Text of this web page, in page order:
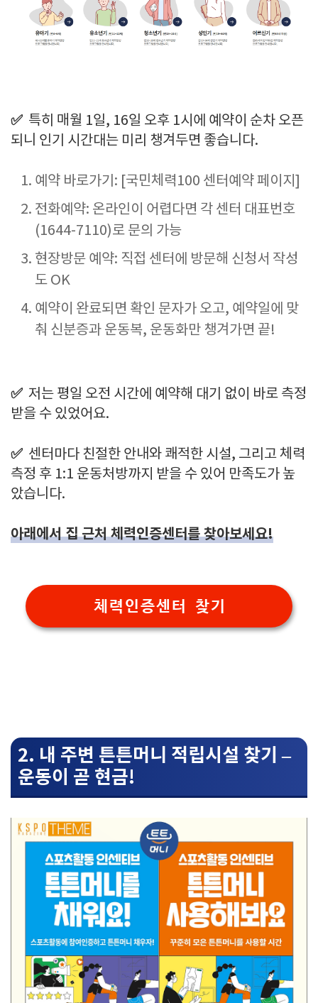
✅ 특히 매월 1일, 16일 오후 1시에 예약이 순차 오픈
되니 인기 시간대는 미리 챙겨두면 좋습니다.
예약 바로가기: [국민체력100 센터예약 페이지]
전화예약: 온라인이 어렵다면 각 센터 대표번호
(1644-7110)로 문의 가능
현장방문 예약: 직접 센터에 방문해 신청서 작성
도 OK
예약이 완료되면 확인 문자가 오고, 예약일에 맞
춰 신분증과 운동복, 운동화만 챙겨가면 끝!
✅ 저는 평일 오전 시간에 예약해 대기 없이 바로 측정
받을 수 있었어요.
✅ 센터마다 친절한 안내와 쾌적한 시설, 그리고 체력
측정 후 1:1 운동처방까지 받을 수 있어 만족도가 높
았습니다.
아래에서 집 근처 체력인증센터를 찾아보세요!
체력인증센터 찾기
2. 내 주변 튼튼머니 적립시설 찾기 –
운동이 곧 현금!